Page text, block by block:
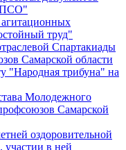
труд"
Спартакиады
Самарской области
"Народная трибуна" на
Молодежного
Самарской
оздоровительной
участии в ней